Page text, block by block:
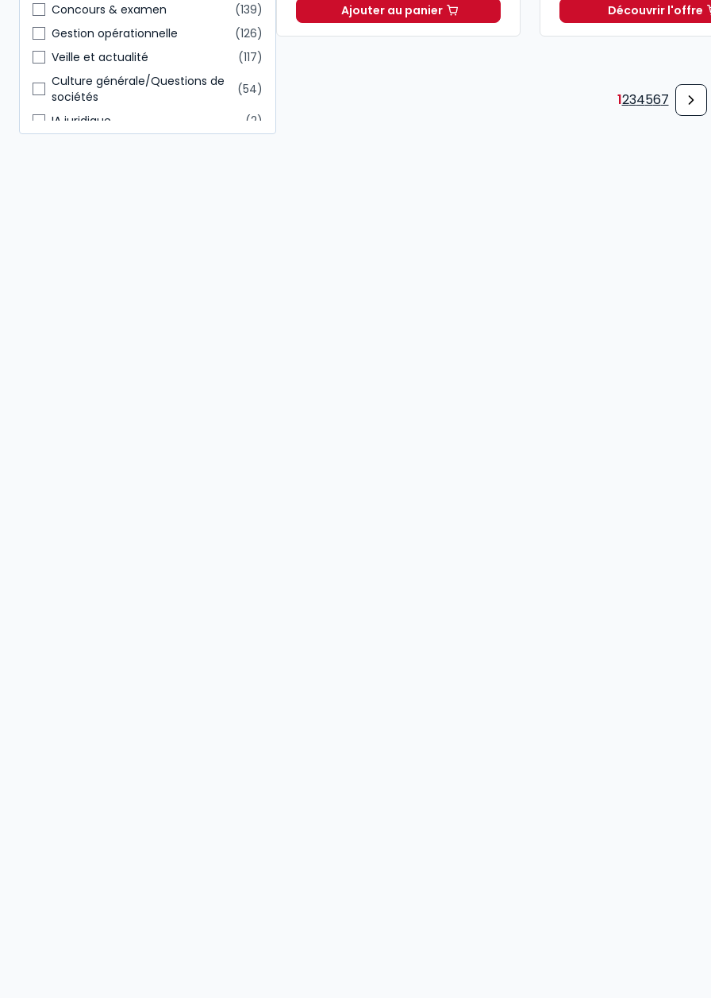
Administratif et financier
52
Conseiller en gestion patrimoine
50
Commissaire aux comptes
49
Concours & examen
139
Gestion opérationnelle
126
Veille et actualité
117
Culture générale/Questions de
sociétés
54
IA juridique
2
Ajouter au panierCode civil 2027, annoté à 49,00 € TTCDécouvrir l'offre
1234567